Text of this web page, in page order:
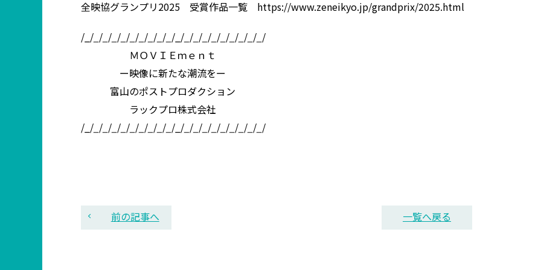
全映協グランプリ2025 受賞作品一覧 https://www.zeneikyo.jp/grandprix/2025.html
/_/_ /_ /_ /_ /_ /_ /_ /_ /_ /_/_ /_ /_ /_ /_ /_ /_ /_ /_ /
ＭＯＶＩＥｍｅｎｔ
ー映像に新たな潮流をー
富山のポストプロダクション
ラックプロ株式会社
/_/_ /_ /_ /_ /_ /_ /_ /_ /_ /_/_ /_ /_ /_ /_ /_ /_ /_ /_ /
前の記事へ 一覧へ戻る